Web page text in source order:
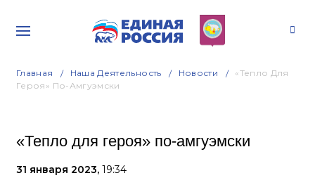
Главная Наша Деятельность Новости
«Тепло Для
Героя» По-Амгуэмски
«Тепло для героя» по-амгуэмски
31 января 2023, 19:34